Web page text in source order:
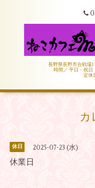
長野県長野市合戦場
時間／ 平日・祝日
定休
カ
休日 2025-07-23 (水)
休業日